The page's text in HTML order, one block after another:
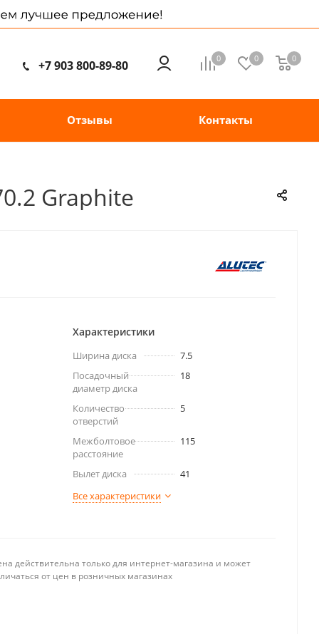
0 0 0
+7 903 800-89-80
Отзывы Контакты
Graphite
Характеристики
Ширина диска
7.5
Посадочный
диаметр диска
18
Количество
отверстий
5
Межболтовое
расстояние
115
Вылет диска
41
Все характеристики
действительна только для интернет-магазина и может
от цен в розничных магазинах